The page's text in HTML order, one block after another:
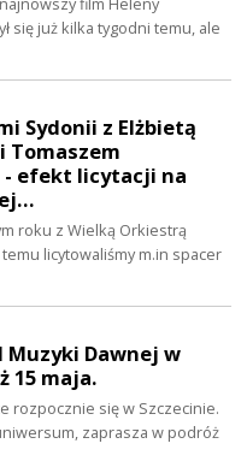
się już kilka tygodni temu, ale
Sydonii z Elżbietą
Tomaszem
- efekt licytacji na
roku z Wielką Orkiestrą
licytowaliśmy m.in spacer
Muzyki Dawnej w
15 maja.
rozpocznie się w Szczecinie.
zaprasza w podróż